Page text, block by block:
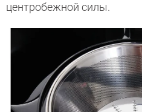
центробежной силы.